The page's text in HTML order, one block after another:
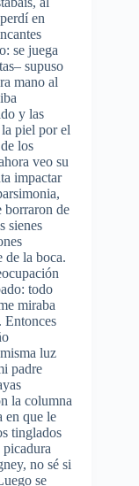
en
se juega
supuso
mano al
y las
la piel por el
los
veo su
impactar
borraron de
sienes
de la boca.
todo
miraba
Entonces
luz
padre
la columna
en que le
tinglados
no sé si
se